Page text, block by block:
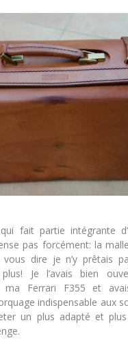
fait partie intégrante
pas forcément: la
dire je n’y prêtais
Je l’avais bien
ma Ferrari F355 et
indispensable aux
un plus adapté et